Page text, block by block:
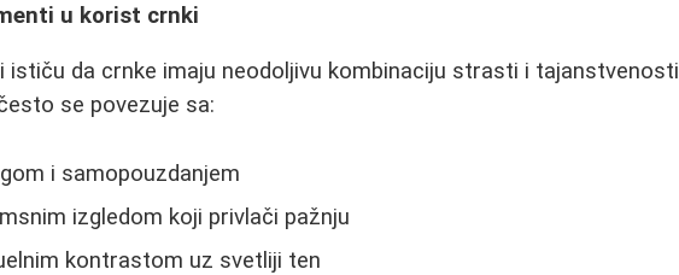
u korist crnki
ističu da crnke imaju neodoljivu kombinaciju strasti i
se povezuje sa:
i samopouzdanjem
izgledom koji privlači pažnju
kontrastom uz svetliji ten